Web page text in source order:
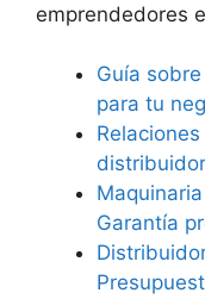
emprendedores
Guía
para tu
Garantía